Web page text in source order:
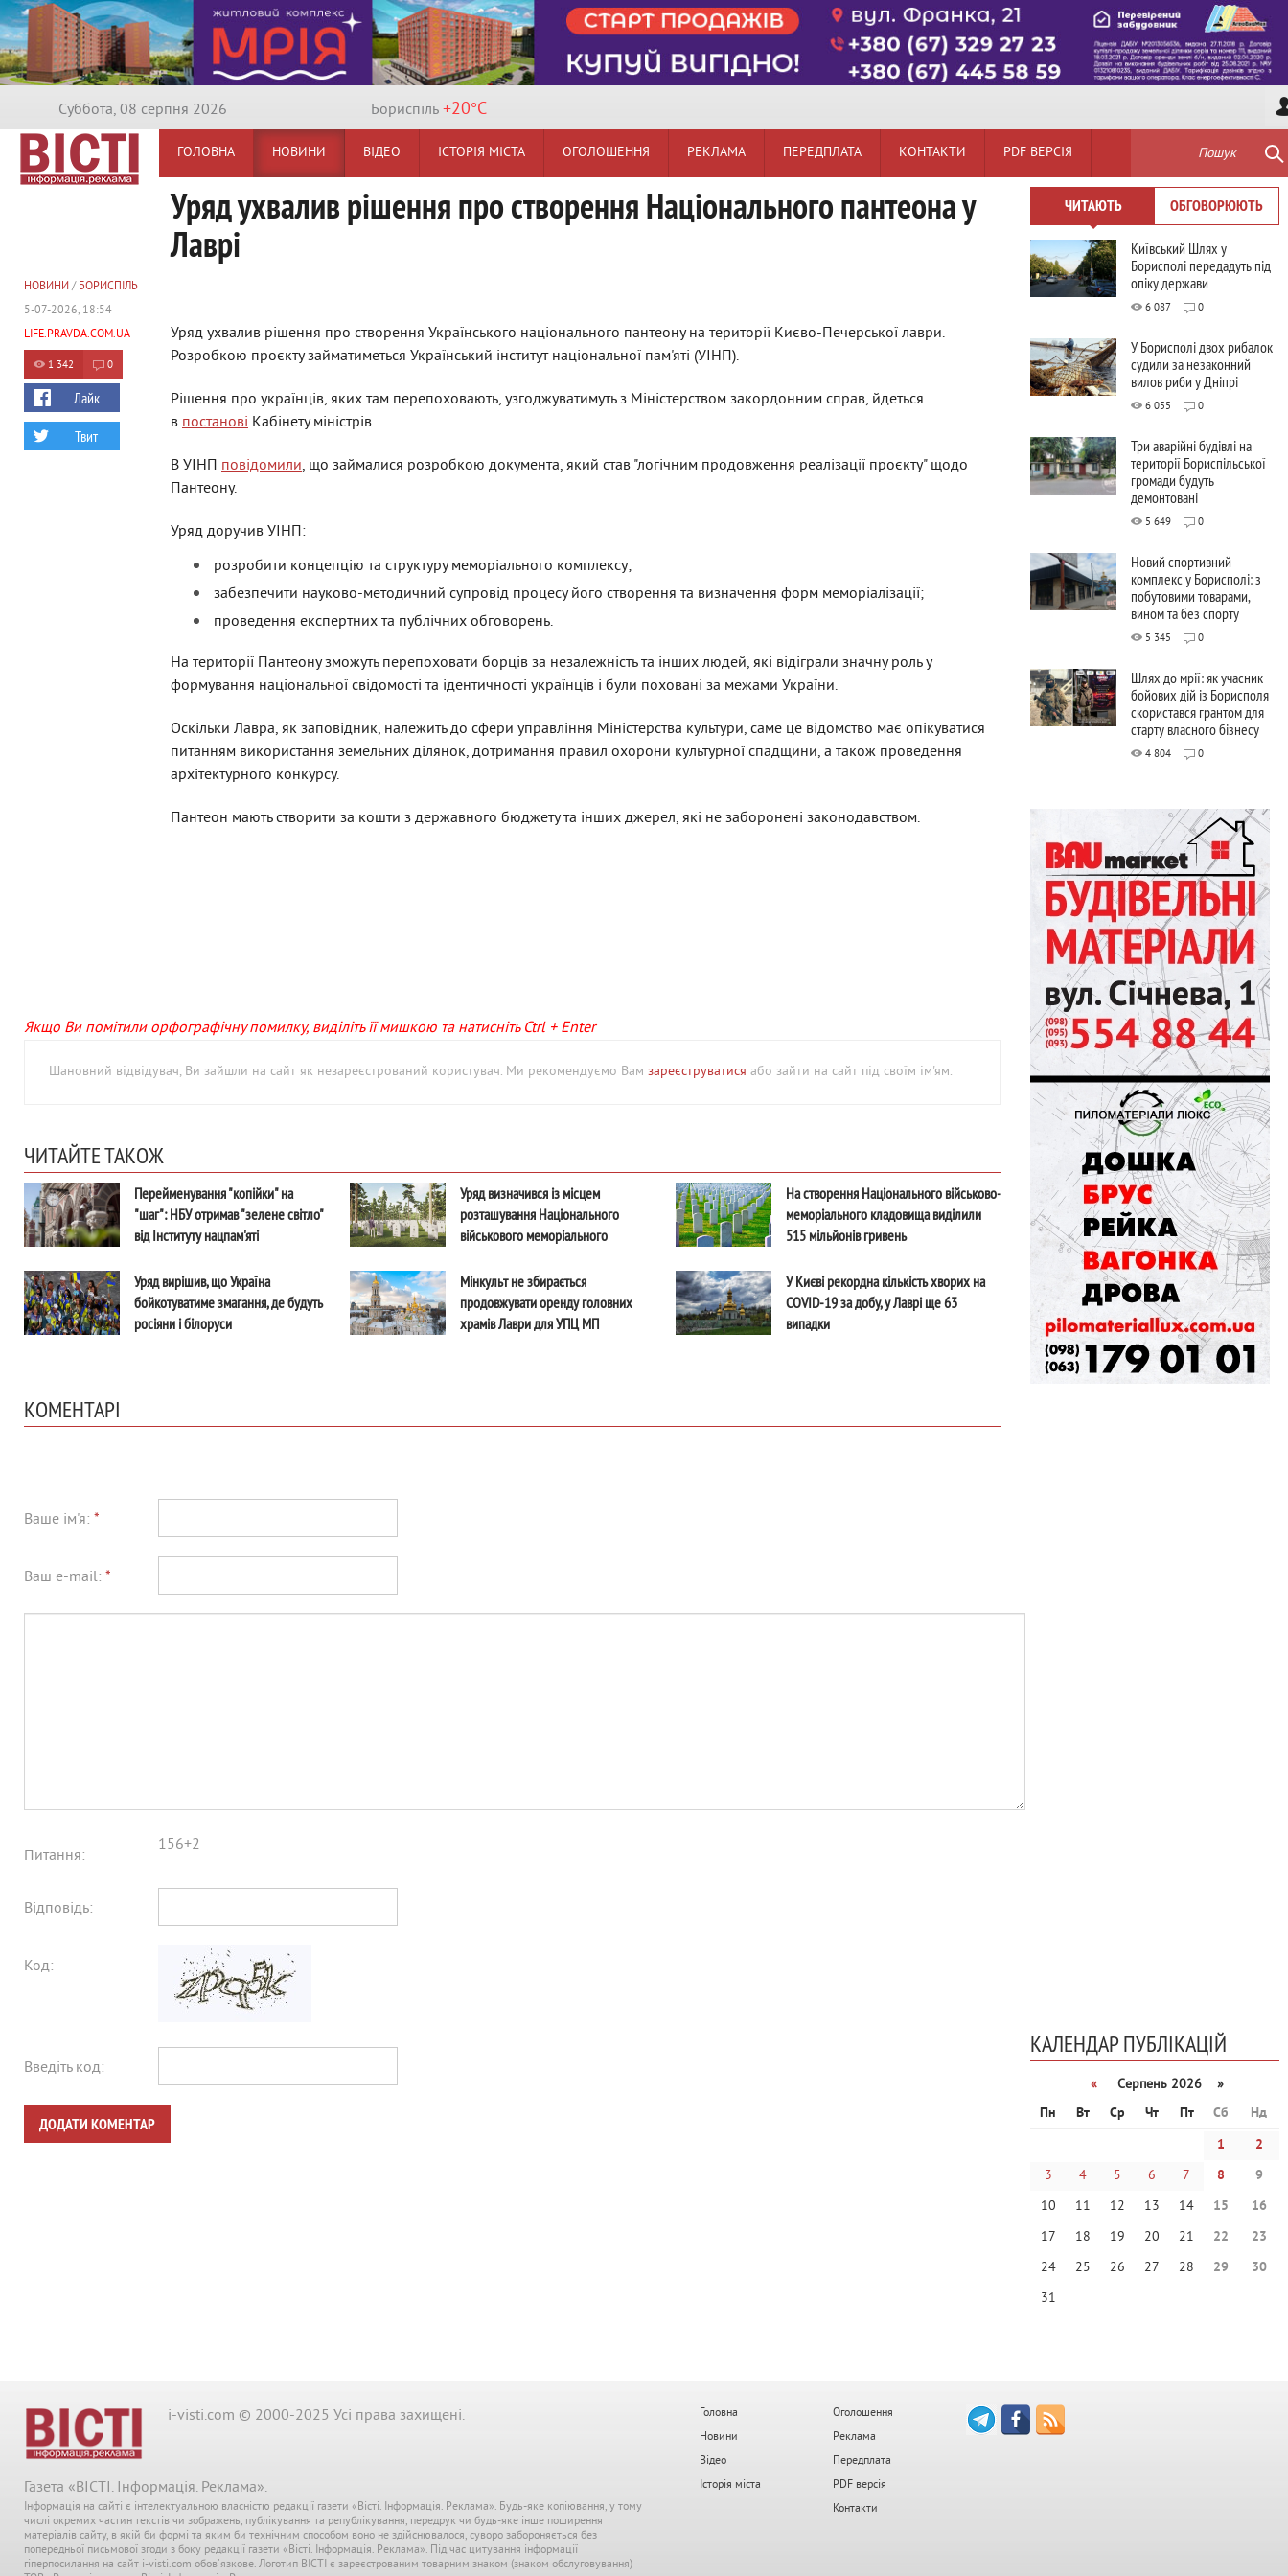
Суббота, 08 серпня 2026 Бориспiль +20°C
ГОЛОВНА НОВИНИ ВІДЕО ІСТОРІЯ МІСТА ОГОЛОШЕННЯ РЕКЛАМА ПЕРЕДПЛАТА КОНТАКТИ PDF ВЕРСІЯ Пошук
Уряд ухвалив рішення про створення Національного пантеона у
Лаврі
Уряд ухвалив рішення про створення Українського національного пантеону на території Києво-Печерської лаври.
Розробкою проєкту займатиметься Український інститут національної пам'яті (УІНП).
Рішення про українців, яких там перепоховають, узгоджуватимуть з Міністерством закордонним справ, йдеться
в постанові Кабінету міністрів.
В УІНП повідомили, що займалися розробкою документа, який став "логічним продовження реалізації проєкту" щодо
Пантеону.
Уряд доручив УІНП:
розробити концепцію та структуру меморіального комплексу;
забезпечити науково-методичний супровід процесу його створення та визначення форм меморіалізації;
проведення експертних та публічних обговорень.
На території Пантеону зможуть перепоховати борців за незалежність та інших людей, які відіграли значну роль у
формування національної свідомості та ідентичності українців і були поховані за межами України.
Оскільки Лавра, як заповідник, належить до сфери управління Міністерства культури, саме це відомство має опікуватися
питанням використання земельних ділянок, дотримання правил охорони культурної спадщини, а також проведення
архітектурного конкурсу.
Пантеон мають створити за кошти з державного бюджету та інших джерел, які не заборонені законодавством.
НОВИНИ/ БОРИСПІЛЬ
5-07-2026, 18:54
LIFE.PRAVDA.COM.UA
1 342 0
Лайк
Твит
Якщо Ви помітили орфографічну помилку, виділіть її мишкою та натисніть Ctrl + Enter
Шановний відвідувач, Ви зайшли на сайт як незареєстрований користувач. Ми рекомендуємо Вам зареєструватися або зайти на сайт під своїм ім'ям.
ЧИТАЙТЕ ТАКОЖ
Перейменування "копійки" на
"шаг": НБУ отримав "зелене світло"
від Інституту нацпам'яті
Уряд визначився із місцем
розташування Національного
військового меморіального
На створення Національного військово-
меморіального кладовища виділили
515 мільйонів гривень
Уряд вирішив, що Україна
бойкотуватиме змагання, де будуть
росіяни і білоруси
Мінкульт не збирається
продовжувати оренду головних
храмів Лаври для УПЦ МП
У Києві рекордна кількість хворих на
COVID-19 за добу, у Лаврі ще 63
випадки
КОМЕНТАРІ
Ваше ім'я: *
Ваш e-mail: *
Питання:
156+2
Відповідь:
Код:
Введіть код:
ДОДАТИ КОМЕНТАР
ЧИТАЮТЬ ОБГОВОРЮЮТЬ
Київський Шлях у
Борисполі передадуть під
опіку держави
6 087 0
У Борисполі двох рибалок
судили за незаконний
вилов риби у Дніпрі
6 055 0
Три аварійні будівлі на
території Бориспільської
громади будуть
демонтовані
5 649 0
Новий спортивний
комплекс у Борисполі: з
побутовими товарами,
вином та без спорту
5 345 0
Шлях до мрії: як учасник
бойових дій із Борисполя
скористався грантом для
старту власного бізнесу
4 804 0
КАЛЕНДАР ПУБЛІКАЦІЙ
«
Серпень 2026 »
Пн
Вт Ср Чт Пт Сб
Нд
1
2
3
4 5 6 7 8
9
10
11 12 13 14 15
16
17
18 19 20 21 22
23
24
25 26 27 28 29
30
31
i-visti.com © 2000-2025 Усі права захищені.
Газета «ВІСТІ. Інформація. Реклама».
Інформація на сайті є інтелектуальною власністю редакції газети «Вісті. Інформація. Реклама». Будь-яке копіювання, у тому
числі окремих частин текстів чи зображень, публікування та републікування, передрук чи будь-яке інше поширення
матеріалів сайту, в якій би формі та яким би технічним способом воно не здійснювалося, суворо забороняється без
попередньої письмової згоди з боку редакції газети «Вісті. Інформація. Реклама». Під час цитування інформації
гіперпосилання на сайт i-visti.com обов'язкове. Логотип ВІСТІ є зареєстрованим товарним знаком (знаком обслуговування)
Головна
Новини
Відео
Історія міста
Оголошення
Реклама
Передплата
PDF версія
Контакти